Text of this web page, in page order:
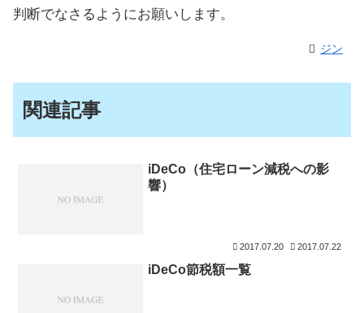
判断でなさるようにお願いします。
ジン
関連記事
iDeCo（住宅ローン減税への影
響）
2017.07.20 2017.07.22
iDeCo節税額一覧